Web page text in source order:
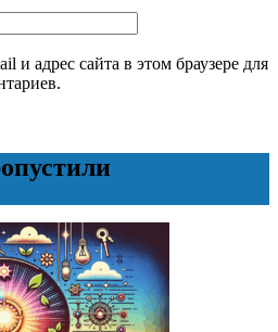
и адрес сайта в этом браузере для